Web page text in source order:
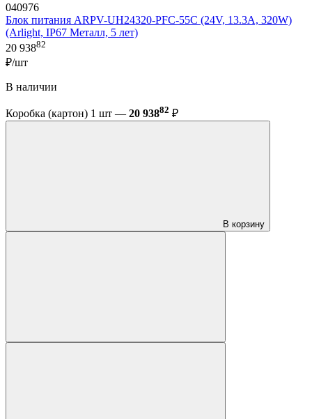
040976
Блок питания ARPV-UH24320-PFC-55C (24V, 13.3A, 320W)
(Arlight, IP67 Металл, 5 лет)
20 93882
₽/шт
В наличии
Коробка (картон) 1 шт — 20 93882 ₽
В корзину